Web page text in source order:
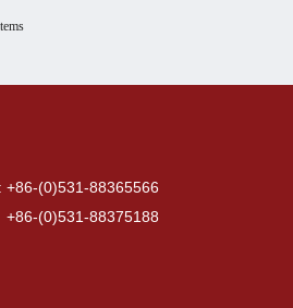
+86-(0)531-88365566
(0)531-88375188